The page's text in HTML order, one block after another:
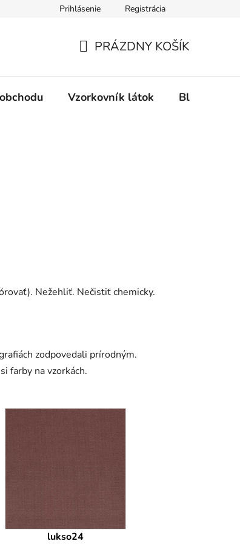
Ochrana osobných údajov Spôsob platby
Prihlásenie Registrácia
KOŠÍK
PRÁZDNY KOŠÍK
Vzorkovník látok Blog
Nežehliť. Nečistiť chemicky.
zodpovedali prírodným.
farby na vzorkách.
lukso24